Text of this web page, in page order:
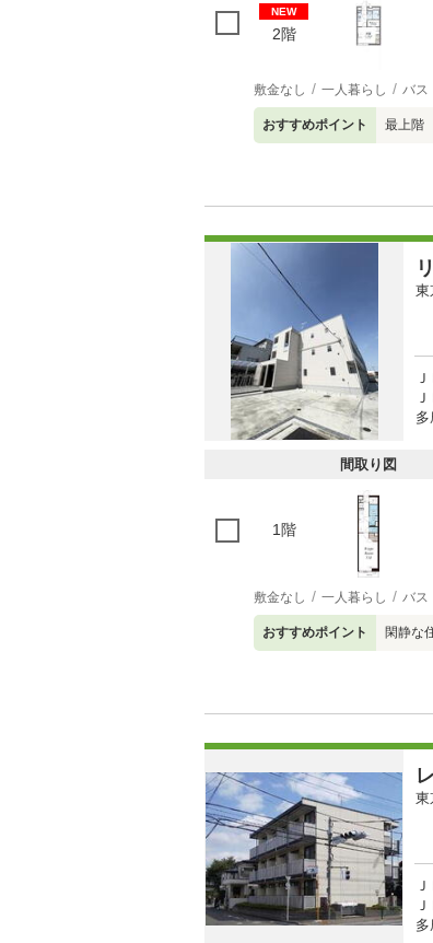
NEW
2階
敷金なし 一人暮らし バス
おすすめポイント 最上階
東
間取り図
1階
敷金なし 一人暮らし バス
おすすめポイント 閑静な
東